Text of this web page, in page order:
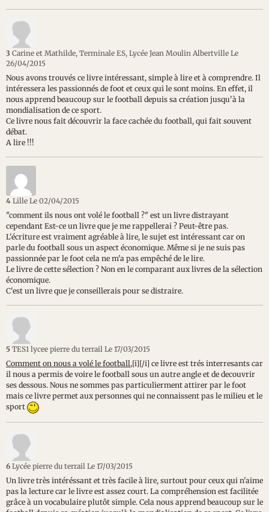
3 Carine et Mathilde, Terminale ES, Lycée Jean Moulin Albertville Le
26/04/2015
Nous avons trouvés ce livre intéressant, simple à lire et à comprendre. Il
intéressera les passionnés de foot et ceux qui le sont moins. En effet, il
nous apprend beaucoup sur le football depuis sa création jusqu'à la
mondialisation de ce sport.
Ce livre nous fait découvrir la face cachée du football, qui fait souvent
débat.
A lire !!!
4 Lille Le 02/04/2015
"comment ils nous ont volé le football ?" est un livre distrayant
cependant Est-ce un livre que je me rappellerai ? Peut-être pas.
L'écriture est vraiment agréable à lire, le sujet est intéressant car on
parle du football sous un aspect économique. Même si je ne suis pas
passionnée par le foot cela ne m'a pas empêché de le lire.
Le livre de cette sélection ? Non en le comparant aux livres de la sélection
économique.
C'est un livre que je conseillerais pour se distraire.
5 TES1 lycee pierre du terrail Le 17/03/2015
Comment on nous a volé le football,[i][/i] ce livre est trés interresants car
il nous a permis de voire le football sous un autre angle et de decouvrir
ses dessous. Nous ne sommes pas particulierment attirer par le foot
mais ce livre permet aux personnes qui ne connaissent pas le milieu et le
sport
6 Lycée pierre du terrail Le 17/03/2015
Un livre très intéréssant et très facile à lire, surtout pour ceux qui n'aime
pas la lecture car le livre est assez court. La compréhension est facilitée
grâce à un vocabulaire plutôt simple. Cela nous apprend beaucoup sur le